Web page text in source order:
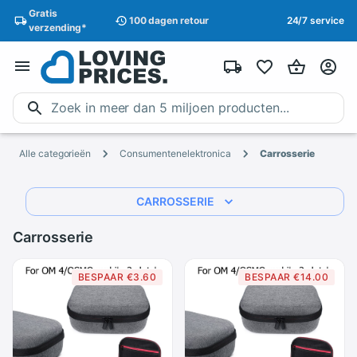
Gratis
verzending*
100 dagen retour 24/7 service
Alle categorieën Consumentenelektronica Carrosserie
CARROSSERIE
Carrosserie
BESPAAR €3.60 BESPAAR €14.00